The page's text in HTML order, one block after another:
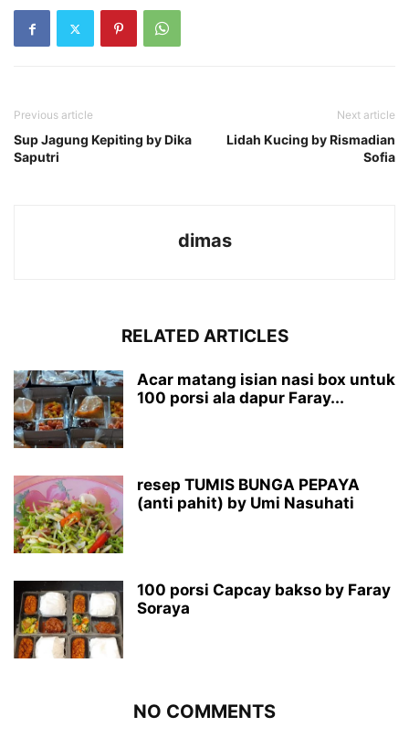
Previous article
Sup Jagung Kepiting by Dika
Saputri
Next article
Lidah Kucing by Rismadian
Sofia
dimas
RELATED ARTICLES
Acar matang isian nasi box untuk
100 porsi ala dapur Faray...
resep TUMIS BUNGA PEPAYA
(anti pahit) by Umi Nasuhati
100 porsi Capcay bakso by Faray
Soraya
NO COMMENTS